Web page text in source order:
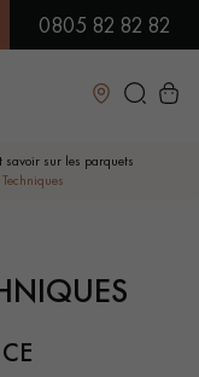
DE NOS PETITS
0805 82 82 82
Fermer
CONTRECOLLÉ -
savoir sur les parquets